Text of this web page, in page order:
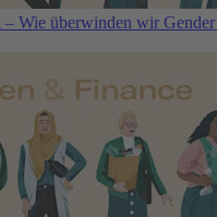
Wie überwinden wir